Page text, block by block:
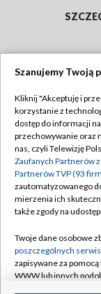
Abonament
Emisja w TVP
Centrum
Naziemna
Rada
System NOS
Szanujemy Twoją
Kliknij "Akceptuję i
korzystanie z
dostęp do informacji
przechowywanie oraz
nas, czyli Telewizję
Zaufanych Partnerów
Partnerów TVP (93
zautomatyzowanego
mierzenia ich
także zgody na
Twoje dane osobowe
poszczególnych
zapisywane za
WWW lub innych